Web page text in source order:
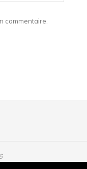
commentaire.